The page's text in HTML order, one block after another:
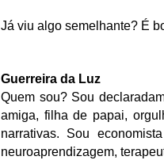
Já viu algo semelhante? É
Guerreira da Luz
Quem sou? Sou
amiga, filha de papai,
narrativas. Sou
neuroaprendizagem,